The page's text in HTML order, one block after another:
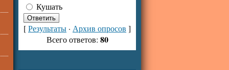
Кушать
[Результаты · Архив опросов ]
Всего ответов: 80